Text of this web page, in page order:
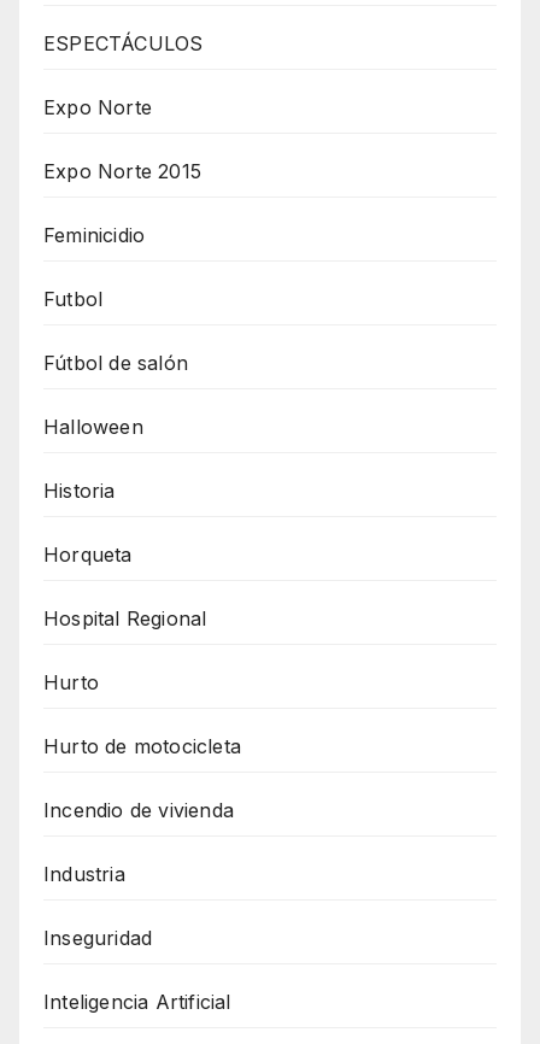
ESPECTÁCULOS
Expo Norte
Expo Norte 2015
Feminicidio
Futbol
Fútbol de salón
Halloween
Historia
Horqueta
Hospital Regional
Hurto
Hurto de motocicleta
Incendio de vivienda
Industria
Inseguridad
Inteligencia Artificial